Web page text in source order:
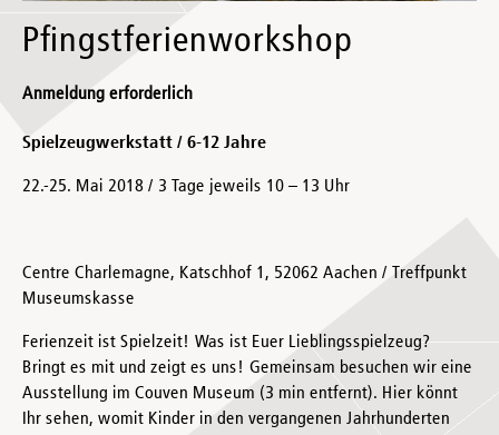
Pfingstferienworkshop
Anmeldung erforderlich
Spielzeugwerkstatt / 6-12 Jahre
22.-25. Mai 2018 / 3 Tage jeweils 10 – 13 Uhr
Centre Charlemagne, Katschhof 1, 52062 Aachen / Treffpunkt
Museumskasse
Ferienzeit ist Spielzeit! Was ist Euer Lieblingsspielzeug?
Bringt es mit und zeigt es uns! Gemeinsam besuchen wir eine
Ausstellung im Couven Museum (3 min entfernt). Hier könnt
Ihr sehen, womit Kinder in den vergangenen Jahrhunderten